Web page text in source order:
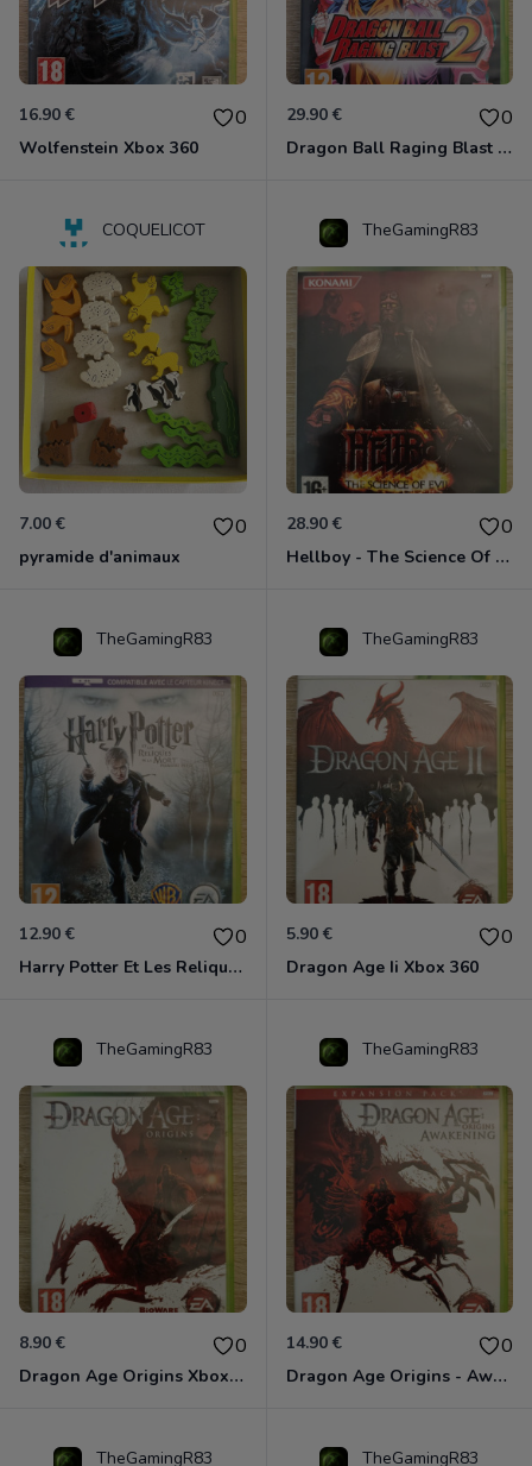
16.90 € 0
Wolfenstein Xbox 360
29.90 € 0
Dragon Ball Raging Blast 2 Xbox 360
COQUELICOT
7.00 € 0
pyramide d'animaux
TheGamingR83
28.90 € 0
Hellboy - The Science Of Evil Xbox 360
TheGamingR83
12.90 € 0
Harry Potter Et Les Reliques De La Mort - 1ère Partie Xbox 360
TheGamingR83
5.90 € 0
Dragon Age Ii Xbox 360
TheGamingR83
8.90 € 0
Dragon Age Origins Xbox 360
TheGamingR83
14.90 € 0
Dragon Age Origins - Awakening Xbox 360
TheGamingR83 TheGamingR83